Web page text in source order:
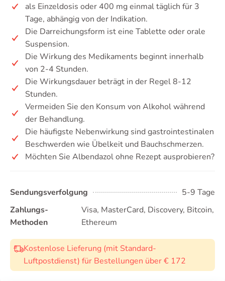
als Einzeldosis oder 400 mg einmal täglich für 3
Tage, abhängig von der Indikation.
Die Darreichungsform ist eine Tablette oder orale
Suspension.
Die Wirkung des Medikaments beginnt innerhalb
von 2-4 Stunden.
Die Wirkungsdauer beträgt in der Regel 8-12
Stunden.
Vermeiden Sie den Konsum von Alkohol während
der Behandlung.
Die häufigste Nebenwirkung sind gastrointestinalen
Beschwerden wie Übelkeit und Bauchschmerzen.
Möchten Sie Albendazol ohne Rezept ausprobieren?
Sendungsverfolgung
5-9 Tage
Zahlungs-
Methoden
Visa, MasterCard, Discovery, Bitcoin,
Ethereum
Kostenlose Lieferung (mit Standard-
Luftpostdienst) für Bestellungen über € 172